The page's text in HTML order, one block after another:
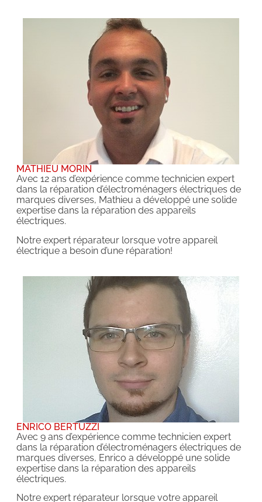
MATHIEU MORIN
Avec 12 ans d’expérience comme technicien expert
dans la réparation d’électroménagers électriques de
marques diverses, Mathieu a développé une solide
expertise dans la réparation des appareils
électriques.
Notre expert réparateur lorsque votre appareil
électrique a besoin d’une réparation!
ENRICO BERTUZZI
Avec 9 ans d’expérience comme technicien expert
dans la réparation d’électroménagers électriques de
marques diverses, Enrico a développé une solide
expertise dans la réparation des appareils
électriques.
Notre expert réparateur lorsque votre appareil